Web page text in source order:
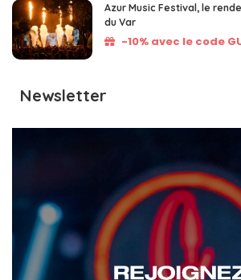
Azur Music Festival, le
du Var
-10% avec le code
Newsletter